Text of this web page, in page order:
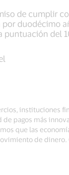
de cumplir
por duodécimo
puntuación del
instituciones
pagos más
que las
de dinero.